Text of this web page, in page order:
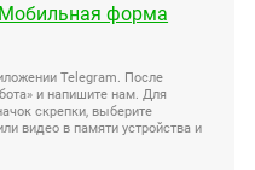
Мобильная форма
Telegram. После
и напишите нам. Для
скрепки, выберите
видео в памяти устройства и